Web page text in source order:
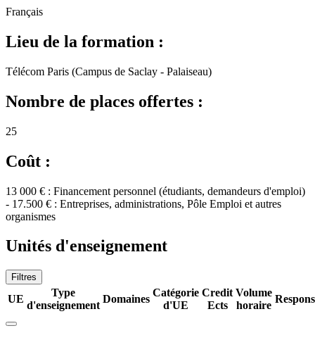
Français
Lieu de la formation :
Télécom Paris (Campus de Saclay - Palaiseau)
Nombre de places offertes :
25
Coût :
13 000 € : Financement personnel (étudiants, demandeurs d'emploi)
- 17.500 € : Entreprises, administrations, Pôle Emploi et autres
organismes
Unités d'enseignement
Filtres
UE
Type
d'enseignement
Domaines
Catégorie
d'UE
Credit
Ects
Volume
horaire